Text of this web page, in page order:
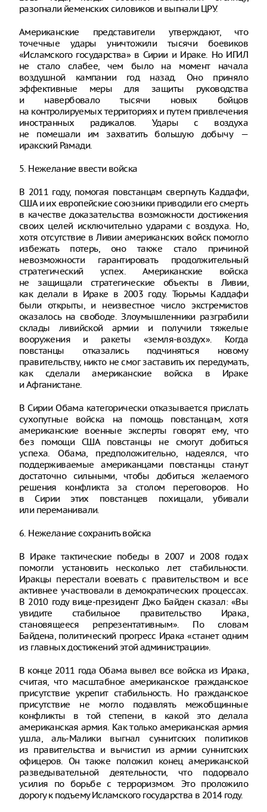
разогнали йеменских силовиков и выгнали ЦРУ.
Американские представители утверждают, что
точечные удары уничтожили тысячи боевиков
«Исламского государства» в Сирии и Ираке. Но ИГИЛ
не стало слабее, чем было на момент начала
воздушной кампании год назад. Оно приняло
эффективные меры для защиты руководства
и навербовало тысячи новых бойцов
на контролируемых территориях и путем привлечения
иностранных радикалов. Удары с воздуха
не помешали им захватить большую добычу —
иракский Рамади.
5. Нежелание ввести войска
В 2011 году, помогая повстанцам свергнуть Каддафи,
США и их европейские союзники приводили его смерть
в качестве доказательства возможности достижения
своих целей исключительно ударами с воздуха. Но,
хотя отсутствие в Ливии американских войск помогло
избежать потерь, оно также стало причиной
невозможности гарантировать продолжительный
стратегический успех. Американские войска
не защищали стратегические объекты в Ливии,
как делали в Ираке в 2003 году. Тюрьмы Каддафи
были открыты, и неизвестное число экстремистов
оказалось на свободе. Злоумышленники разграбили
склады ливийской армии и получили тяжелые
вооружения и ракеты «земля-воздух». Когда
повстанцы отказались подчиняться новому
правительству, никто не смог заставить их передумать,
как сделали американские войска в Ираке
и Афганистане.
В Сирии Обама категорически отказывается прислать
сухопутные войска на помощь повстанцам, хотя
американские военные эксперты говорят ему, что
без помощи США повстанцы не смогут добиться
успеха. Обама, предположительно, надеялся, что
поддерживаемые американцами повстанцы станут
достаточно сильными, чтобы добиться желаемого
решения конфликта за столом переговоров. Но
в Сирии этих повстанцев похищали, убивали
или переманивали.
6. Нежелание сохранить войска
В Ираке тактические победы в 2007 и 2008 годах
помогли установить несколько лет стабильности.
Иракцы перестали воевать с правительством и все
активнее участвовали в демократических процессах.
В 2010 году вице-президент Джо Байден сказал: «Вы
увидите стабильное правительство Ирака,
становящееся репрезентативным». По словам
Байдена, политический прогресс Ирака «станет одним
из главных достижений этой администрации».
В конце 2011 года Обама вывел все войска из Ирака,
считая, что масштабное американское гражданское
присутствие укрепит стабильность. Но гражданское
присутствие не могло подавлять межобщинные
конфликты в той степени, в какой это делала
американская армия. Как только американская армия
ушла, аль-Малики выгнал суннитских политиков
из правительства и вычистил из армии суннитских
офицеров. Он также положил конец американской
разведывательной деятельности, что подорвало
усилия по борьбе с терроризмом. Это проложило
дорогу к подъему Исламского государства в 2014 году.